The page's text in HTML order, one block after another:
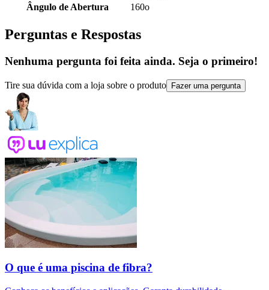
Ângulo de Abertura
160o
Perguntas e Respostas
Nenhuma pergunta foi feita ainda. Seja o primeiro!
Tire sua dúvida com a loja sobre o produto Fazer uma pergunta
O que é uma piscina de fibra?